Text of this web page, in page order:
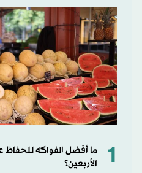
1
ما أفضل الفواكه
الأربعين؟